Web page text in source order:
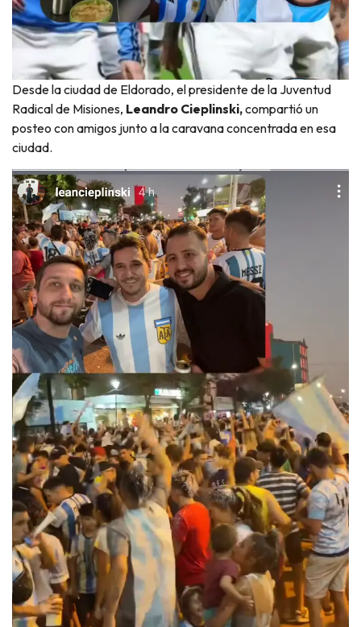
Desde la ciudad de Eldorado, el presidente de la Juventud
Radical de Misiones, Leandro Cieplinski,compartió un
posteo con amigos junto a la caravana concentrada en esa
ciudad.